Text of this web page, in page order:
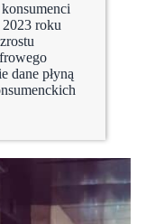
roku
dane płyną